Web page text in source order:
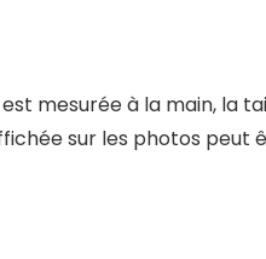
mesurée à la main, la
sur les photos